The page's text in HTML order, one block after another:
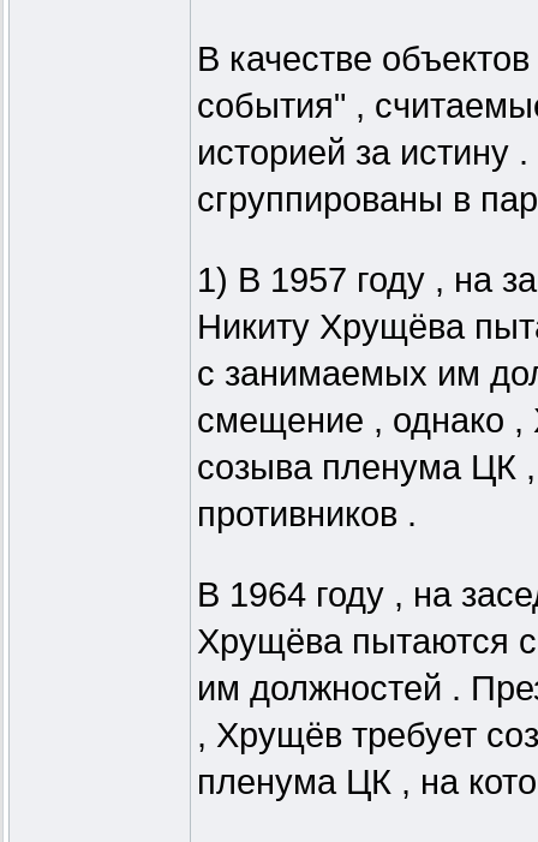
В качестве
события" ,
историей за истину
сгруппированы в
1) В 1957 году , на
Никиту Хрущёва
с занимаемых им
смещение , однако ,
созыва пленума ЦК
противников .
В 1964 году , на
Хрущёва пытаются
им должностей .
, Хрущёв требует
пленума ЦК , на